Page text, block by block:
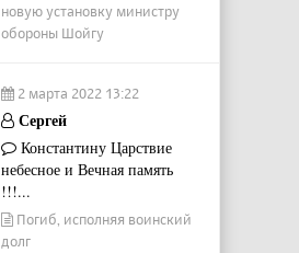
новую установку министру
обороны Шойгу
2 марта 2022 13:22
Сергей
Константину Царствие
небесное и Вечная память
!!!...
Погиб, исполняя воинский
долг